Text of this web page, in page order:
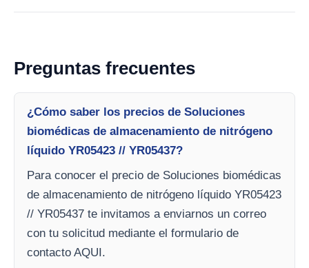
Preguntas frecuentes
¿Cómo saber los precios de Soluciones
biomédicas de almacenamiento de nitrógeno
líquido YR05423 // YR05437?
Para conocer el precio de Soluciones biomédicas
de almacenamiento de nitrógeno líquido YR05423
// YR05437 te invitamos a enviarnos un correo
con tu solicitud mediante el formulario de
contacto AQUI.